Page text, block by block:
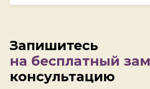
Запишитесь
на бесплатный
консультацию